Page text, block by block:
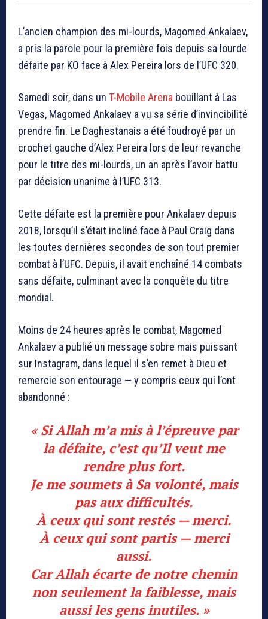
L’ancien champion des mi-lourds, Magomed Ankalaev,
a pris la parole pour la première fois depuis sa lourde
défaite par KO face à Alex Pereira lors de l’UFC 320.
Samedi soir, dans un T-Mobile Arena bouillant à Las
Vegas, Magomed Ankalaev a vu sa série d’invincibilité
prendre fin. Le Daghestanais a été foudroyé par un
crochet gauche d’Alex Pereira lors de leur revanche
pour le titre des mi-lourds, un an après l’avoir battu
par décision unanime à l’UFC 313.
Cette défaite est la première pour Ankalaev depuis
2018, lorsqu’il s’était incliné face à Paul Craig dans
les toutes dernières secondes de son tout premier
combat à l’UFC. Depuis, il avait enchaîné 14 combats
sans défaite, culminant avec la conquête du titre
mondial.
Moins de 24 heures après le combat, Magomed
Ankalaev a publié un message sobre mais puissant
sur Instagram, dans lequel il s’en remet à Dieu et
remercie son entourage — y compris ceux qui l’ont
abandonné :
« Si Allah m’a mis à l’épreuve par
la défaite, c’est qu’Il veut me
rendre plus fort.
Je me soumets à Sa volonté, mais
pas aux difficultés.
À ceux qui sont restés — merci.
À ceux qui sont partis — merci
aussi.
Car Allah écarte de notre chemin
non seulement la faiblesse, mais
aussi les gens inutiles. »